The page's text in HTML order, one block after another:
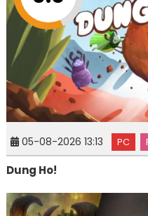
05-08-2026 13:13 PC
Dung Ho!